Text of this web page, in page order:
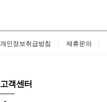
개인정보취급방침 제휴문의
고객센터